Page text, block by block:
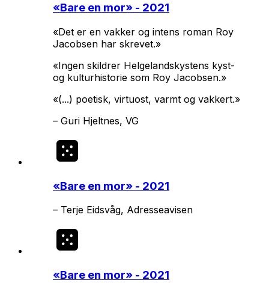
«Bare en mor» - 2021
«Det er en vakker og intens roman Roy
Jacobsen har skrevet.»
«Ingen skildrer Helgelandskystens kyst-
og kulturhistorie som Roy Jacobsen.»
«(...) poetisk, virtuost, varmt og vakkert.»
– Guri Hjeltnes, VG
«Bare en mor» - 2021
– Terje Eidsvåg, Adresseavisen
«Bare en mor» - 2021